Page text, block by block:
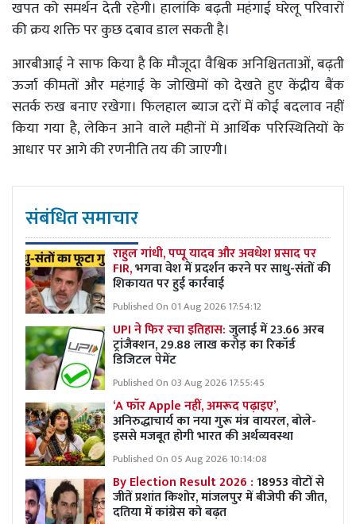
खपत को समर्थन देती रहेगी। हालांकि बढ़ती महंगाई घरेलू परिवारों
की क्रय शक्ति पर कुछ दबाव डाल सकती है।
आरबीआई ने साफ किया है कि मौजूदा वैश्विक अनिश्चितताओं, बढ़ती
ऊर्जा कीमतों और महंगाई के जोखिमों को देखते हुए केंद्रीय बैंक
सतर्क रुख बनाए रखेगा। फिलहाल ब्याज दरों में कोई बदलाव नहीं
किया गया है, लेकिन आने वाले महीनों में आर्थिक परिस्थितियों के
आधार पर आगे की रणनीति तय की जाएगी।
संबंधित समाचार
राहुल गांधी, पप्पू यादव और अवधेश प्रसाद पर
FIR,भगवा वेश में प्रदर्शन करने पर साधु-संतों की
शिकायत पर हुई कार्रवाई
Published On 01 Aug 2026 17:54:12
UPI ने फिर रचा इतिहास:जुलाई में 23.66 अरब
ट्रांजैक्शन, 29.88 लाख करोड़ का रिकॉर्ड
डिजिटल पेमेंट
Published On 03 Aug 2026 17:55:45
‘A फॉर Apple नहीं, अमरूद पढ़ाइए’,
अनिरुद्धाचार्य का नया गुरू मंत्र वायरल, बोले-
इससे मजबूत होगी भारत की अर्थव्यवस्था
Published On 05 Aug 2026 10:14:08
By Election Result 2026 :18953 वोटों से
जीतें प्रशांत किशोर, मांजलपुर में बीजेपी की जीत,
दतिया में कांग्रेस को बढ़त